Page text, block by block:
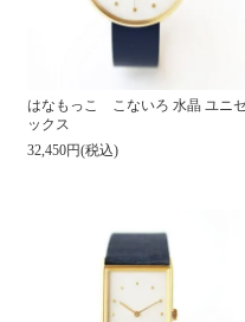
はなもっこ こないろ 水晶 ユニセ
ックス
32,450円(税込)